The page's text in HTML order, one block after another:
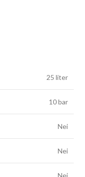
25 liter
10 bar
Nei
Nei
Nei